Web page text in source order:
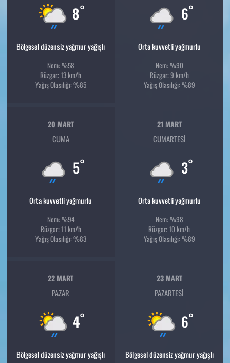
8°
Bölgesel düzensiz yağmur yağışlı
Nem: %58
Rüzgar: 13 km/h
Yağış Olasılığı: %85
6°
Orta kuvvetli yağmurlu
Nem: %90
Rüzgar: 9 km/h
Yağış Olasılığı: %89
20 MART
CUMA
5°
Orta kuvvetli yağmurlu
Nem: %94
Rüzgar: 11 km/h
Yağış Olasılığı: %83
21 MART
CUMARTESI
3°
Orta kuvvetli yağmurlu
Nem: %98
Rüzgar: 10 km/h
Yağış Olasılığı: %89
22 MART
PAZAR
4°
Bölgesel düzensiz yağmur yağışlı
23 MART
PAZARTESI
6°
Bölgesel düzensiz yağmur yağışlı